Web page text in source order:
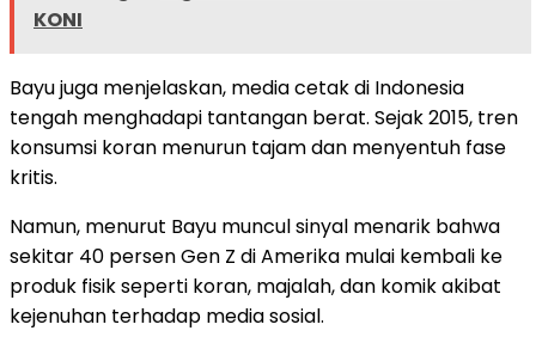
KONI
Bayu juga menjelaskan, media cetak di Indonesia
tengah menghadapi tantangan berat. Sejak 2015, tren
konsumsi koran menurun tajam dan menyentuh fase
kritis.
Namun, menurut Bayu muncul sinyal menarik bahwa
sekitar 40 persen Gen Z di Amerika mulai kembali ke
produk fisik seperti koran, majalah, dan komik akibat
kejenuhan terhadap media sosial.